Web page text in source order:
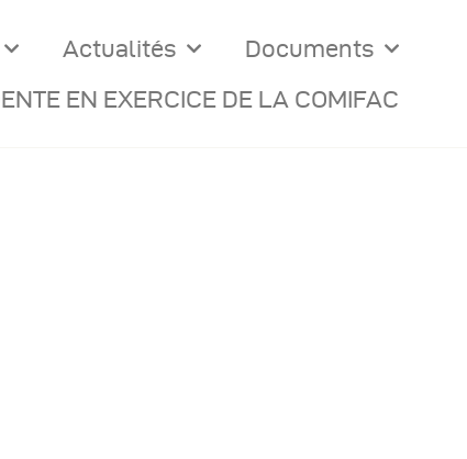
Actualités
Documents
EN EXERCICE DE LA COMIFAC